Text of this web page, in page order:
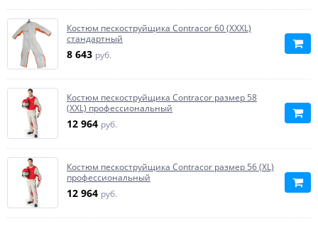
Костюм пескоструйщика Contracor 60 (XXXL)
стандартный
8 643 руб.
Костюм пескоструйщика Contracor размер 58
(XXL) профессиональный
12 964 руб.
Костюм пескоструйщика Contracor размер 56 (XL)
профессиональный
12 964 руб.